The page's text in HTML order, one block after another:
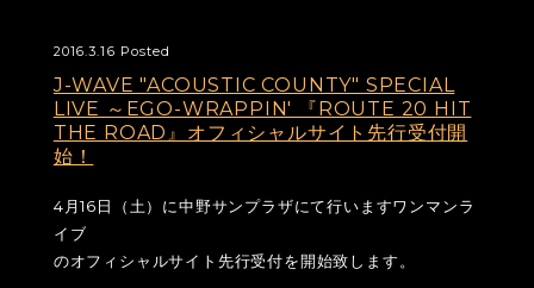
2016.3.16 Posted
J-WAVE "ACOUSTIC COUNTY" SPECIAL
LIVE ～EGO-WRAPPIN' 『ROUTE 20 HIT
THE ROAD』オフィシャルサイト先行受付開
始！
4月16日（土）に中野サンプラザにて行いますワンマンラ
イブ
のオフィシャルサイト先行受付を開始致します。